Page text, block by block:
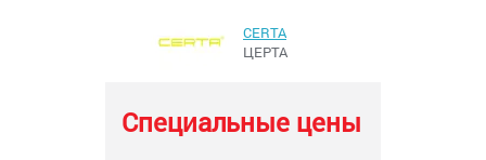
CERTA
ЦЕРТА
Специальные цены